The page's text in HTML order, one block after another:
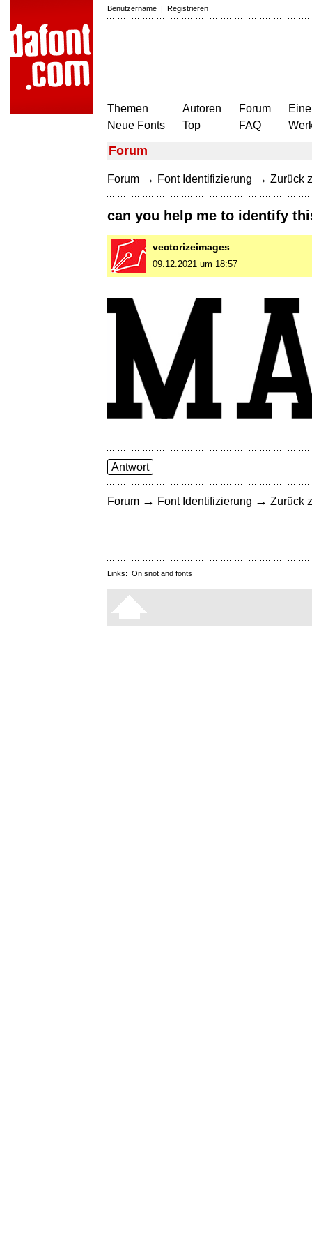
Benutzername | Registrieren
Themen
Neue Fonts
Autoren
Top
Forum
FAQ
Forum
Forum → Font Identifizierung → Zurück
can you help me to identify
vectorizeimages
09.12.2021 um 18:57
Antwort
Forum → Font Identifizierung → Zurück
Links: On snot and fonts